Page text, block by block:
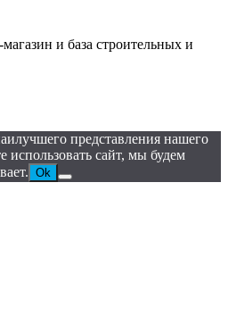
и база строительных и
представления нашего
сайт, мы будем
Ok